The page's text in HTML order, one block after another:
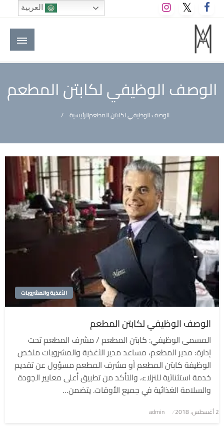
التخطي
إلى
المحتوى
M A hotels | إم ايه هوتيلز
الموقع الأول للعاملين في الفنادق في العالم العربي
الوصف الوظيفي لكابتن المطعم
الرئيسيةالوصف الوظيفي لكابتن المطعم
الأغذية والمشروبات
الوصف الوظيفي لكابتن المطعم
المسمى الوظيفي: كابتن المطعم / مشرف المطعم تحت
إدارة: مدير المطعم، مساعد مدير الأغذية والمشروبات ملخص
الوظيفة كابتن المطعم أو مشرف المطعم مسؤول عن تقديم
خدمة استثنائية للنزلاء، والتأكد من تطبيق أعلى معايير الجودة
والسلامة الغذائية في جميع الأوقات. يتضمن…
نُشر
2 أغسطس، 2018 admin
العربية